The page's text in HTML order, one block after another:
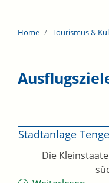
Home Tourismus &
Stadtanlage
Die